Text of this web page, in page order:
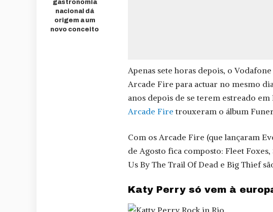
gastronomia
nacional dá
origem a um
novo conceito
Apenas sete horas depois, o
Arcade Fire para actuar no mesmo
anos depois de se terem estreado
Arcade Firetrouxeram o álbum
Com os Arcade Fire (que lançaram
de Agosto fica composto: Fleet
Us By The Trail Of Dead e Big Thief
Katy Perry só vem à